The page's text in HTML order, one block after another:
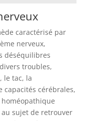
caractérisé par
nerveux,
déséquilibres
troubles,
le tac, la
cérébrales,
sujet de retrouver